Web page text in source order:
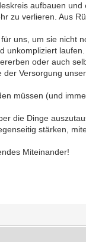
aufbauen
zu verlieren. Aus
uns, um sie nicht
unkompliziert laufen.
oder auch
Versorgung
müssen (und
die Dinge
stärken,
Miteinander!